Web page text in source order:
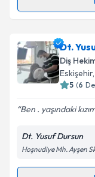
takvim
E-posta
Metni'ni
Dt.
Diş
Eskişehir,
5 (6
Ben . yaşındaki
Dt. Yusuf Dursun
Hoşnudiye Mh. Ayşen